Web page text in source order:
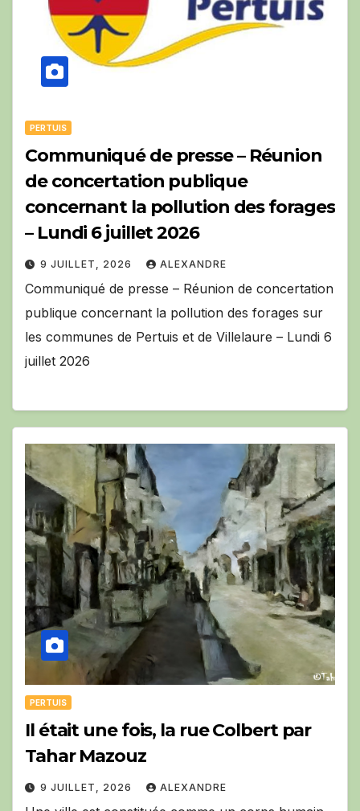
PERTUIS
Communiqué de presse – Réunion
de concertation publique
concernant la pollution des forages
– Lundi 6 juillet 2026
9 JUILLET, 2026 ALEXANDRE
Communiqué de presse – Réunion de concertation
publique concernant la pollution des forages sur
les communes de Pertuis et de Villelaure – Lundi 6
juillet 2026
PERTUIS
Il était une fois, la rue Colbert par
Tahar Mazouz
9 JUILLET, 2026 ALEXANDRE